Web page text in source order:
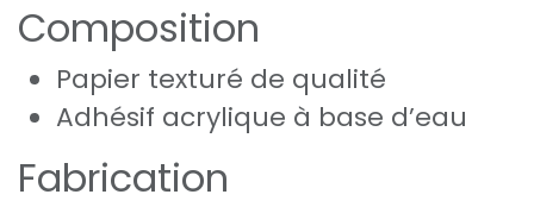
Composition
Papier texturé de qualité
Adhésif acrylique à base d’eau
Fabrication